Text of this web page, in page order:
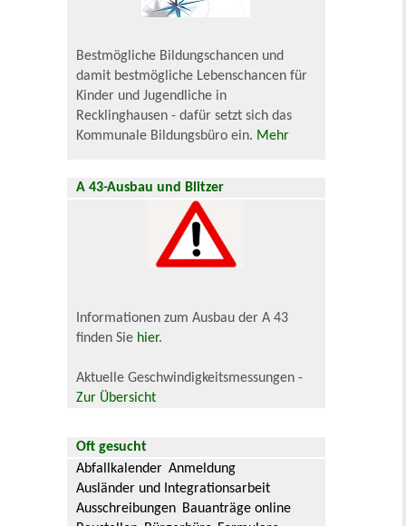
Bestmögliche Bildungschancen und
damit bestmögliche Lebenschancen für
Kinder und Jugendliche in
Recklinghausen - dafür setzt sich das
Kommunale Bildungsbüro ein. Mehr
A 43-Ausbau und Blitzer
Informationen zum Ausbau der A 43
finden Sie hier.
Aktuelle Geschwindigkeitsmessungen -
Zur Übersicht
Oft gesucht
Abfallkalender Anmeldung
Ausländer und Integrationsarbeit
Ausschreibungen Bauanträge online